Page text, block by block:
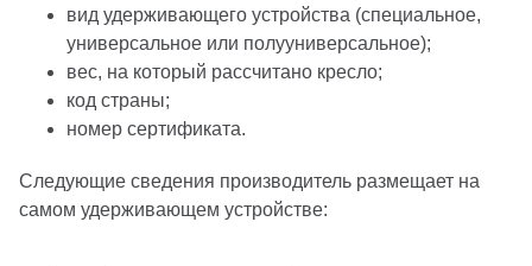
вид удерживающего устройства (специальное,
универсальное или полууниверсальное);
вес, на который рассчитано кресло;
код страны;
номер сертификата.
Следующие сведения производитель размещает на
самом удерживающем устройстве: